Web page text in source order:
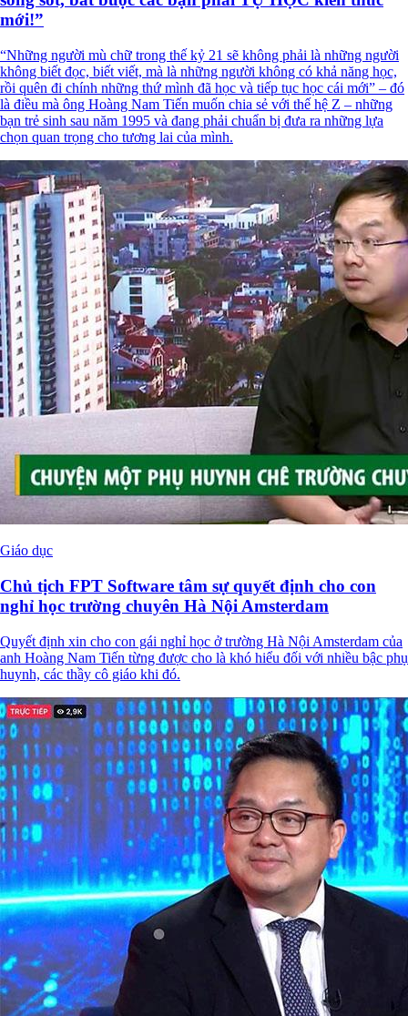
mới!”
“Những người mù chữ trong thế kỷ 21 sẽ không phải là những người
không biết đọc, biết viết, mà là những người không có khả năng học,
rồi quên đi chính những thứ mình đã học và tiếp tục học cái mới” – đó
là điều mà ông Hoàng Nam Tiến muốn chia sẻ với thế hệ Z – những
bạn trẻ sinh sau năm 1995 và đang phải chuẩn bị đưa ra những lựa
chọn quan trọng cho tương lai của mình.
Giáo dục
Chủ tịch FPT Software tâm sự quyết định cho con
nghỉ học trường chuyên Hà Nội Amsterdam
Quyết định xin cho con gái nghỉ học ở trường Hà Nội Amsterdam của
anh Hoàng Nam Tiến từng được cho là khó hiểu đối với nhiều bậc phụ
huynh, các thầy cô giáo khi đó.